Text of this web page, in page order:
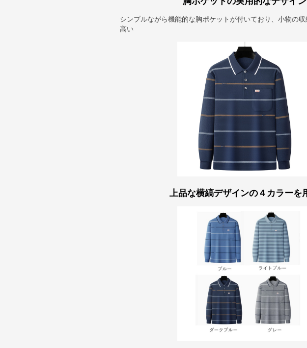
シンプルながら機能的な胸ポケットが付いており、小物の
高い
上品な横縞デザインの４カラーを